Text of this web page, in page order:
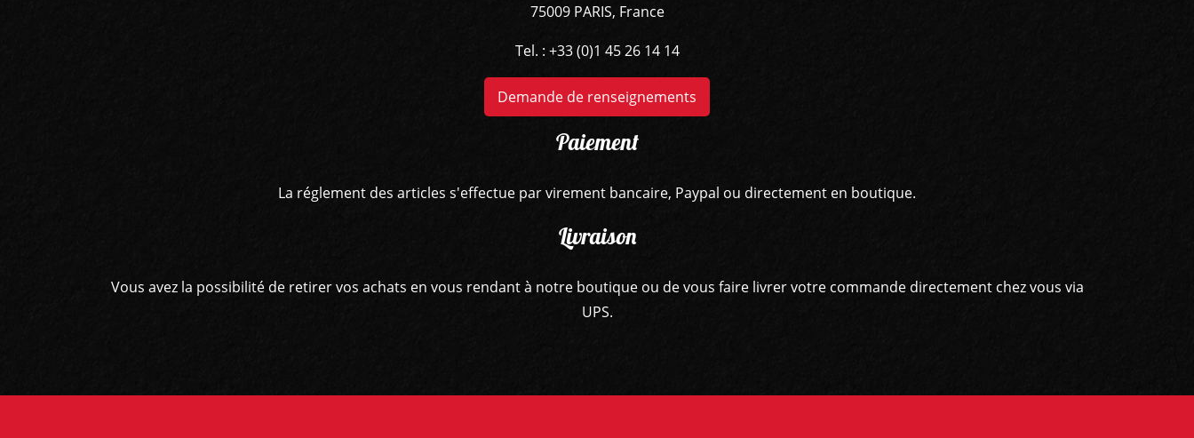
75009 PARIS, France
Tel. : +33 (0)1 45 26 14 14
Demande de renseignements
Paiement
La réglement des articles s'effectue par virement bancaire, Paypal ou directement en boutique.
Livraison
Vous avez la possibilité de retirer vos achats en vous rendant à notre boutique ou de vous faire livrer votre commande directement chez vous via
UPS.